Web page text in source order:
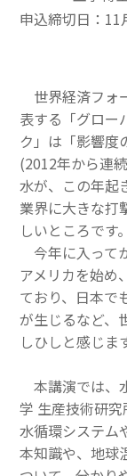
上級講座
すべて表示
損害保険
学術書
その他一
英文テキ
調査報告書
調査報告書
損害保険研
申込締切日：11
世界経済フォ
表する「グロー
ク」は「影響度
(2012年から連
水が、この年起
業界に大きな打
しいところです。
今年に入って
アメリカを始め
ており、日本で
が生じるなど、
しひしと感じま
本講演では、
学 生産技術研
水循環システム
本知識や、地球